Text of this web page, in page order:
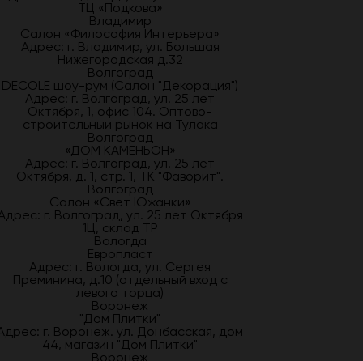
ТЦ «Подкова»
Владимир
Салон «Философия Интерьера»
Адрес: г. Владимир, ул. Большая
Нижегородская д.32
Волгоград
DECOLE шоу-рум (Салон "Декорация")
Адрес: г. Волгоград, ул. 25 лет
Октября, 1, офис 104. Оптово-
строительный рынок на Тулака
Волгоград
«ДОМ КАМЕНЬОН»
Адрес: г. Волгоград, ул. 25 лет
Октября, д. 1, стр. 1, ТК "Фаворит".
Волгоград
Салон «Свет Южанки»
г. Волгоград, ул. 25 лет Октября
1Ц, склад ТР
Вологда
Европласт
Адрес: г. Вологда, ул. Сергея
Преминина, д.10 (отдельный вход с
левого торца)
Воронеж
"Дом Плитки"
г. Воронеж. ул. Донбасская, дом
44, магазин "Дом Плитки"
Воронеж